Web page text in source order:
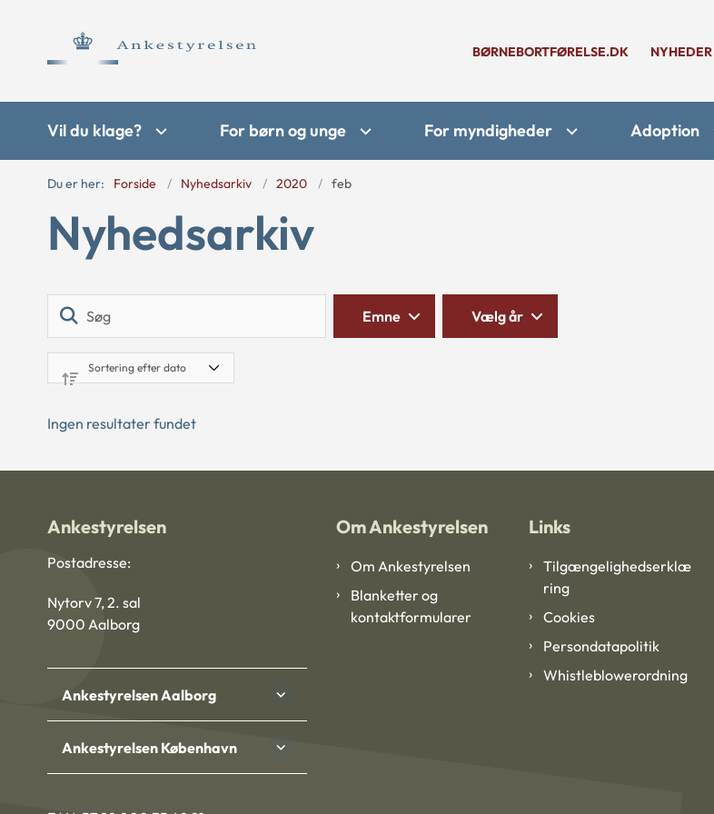
BØRNEBORTFØRELSE.DK NYHEDER
Vil du klage? For børn og unge For myndigheder Adoption
Du er her: Forside Nyhedsarkiv 2020 feb
Nyhedsarkiv
Emne Vælg år
Ingen resultater fundet
Ankestyrelsen
Postadresse:
Nytorv 7, 2. sal
9000 Aalborg
Ankestyrelsen Aalborg
Ankestyrelsen København
Om Ankestyrelsen
Om Ankestyrelsen
Blanketter og
kontaktformularer
Links
Tilgængelighedserklæ
ring
Cookies
Persondatapolitik
Whistleblowerordning